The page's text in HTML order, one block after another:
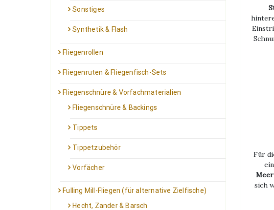
Für
sich
Sonstiges
Synthetik & Flash
Fliegenrollen
Fliegenruten & Fliegenfisch-Sets
Fliegenschnüre & Vorfachmaterialien
Fliegenschnüre & Backings
Tippets
Tippetzubehör
Vorfächer
Fulling Mill-Fliegen (für alternative Zielfische)
Hecht, Zander & Barsch